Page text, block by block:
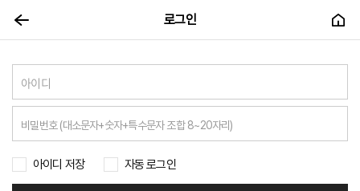
로그인
아이디 저장 자동 로그인